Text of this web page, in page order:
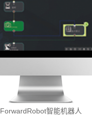
ForwardRobot智能机器人